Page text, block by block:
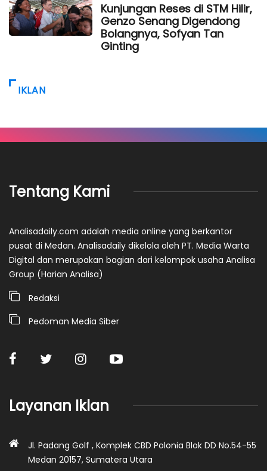
Kunjungan Reses di STM Hilir,
Genzo Senang Digendong
Bolangnya, Sofyan Tan
Ginting
IKLAN
Tentang Kami
Analisadaily.com adalah media online yang berkantor
pusat di Medan. Analisadaily dikelola oleh PT. Media Warta
Digital dan merupakan bagian dari kelompok usaha Analisa
Group (Harian Analisa)
Redaksi
Pedoman Media Siber
Layanan Iklan
Jl. Padang Golf , Komplek CBD Polonia Blok DD No.54-55
Medan 20157, Sumatera Utara